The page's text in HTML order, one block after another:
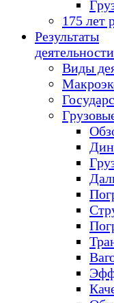
175 лет
Результаты
деятельности
Виды